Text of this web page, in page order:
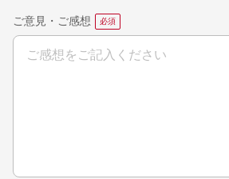
ご意見・ご感想